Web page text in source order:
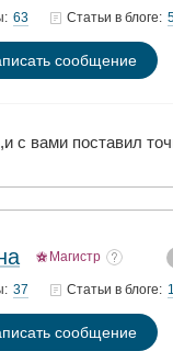
63 Статьи в блоге:
сообщение
с вами поставил
Магистр
37 Статьи в блоге:
сообщение